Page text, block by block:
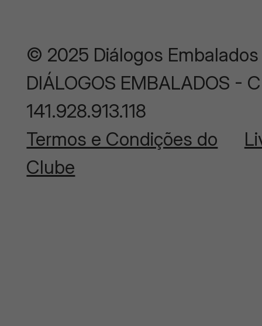
© 2025 Diálogos Embalados
DIÁLOGOS EMBALADOS -
141.928.913.118
Termos e Condições do
Clube